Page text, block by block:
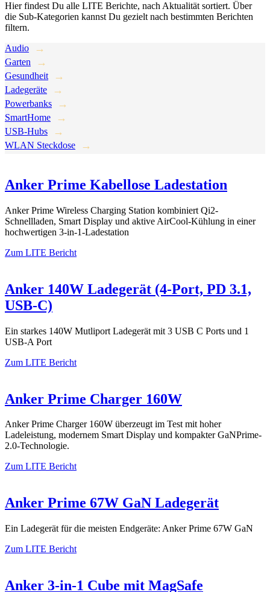
Hier findest Du alle LITE Berichte, nach Aktualität sortiert. Über
die Sub-Kategorien kannst Du gezielt nach bestimmten Berichten
filtern.
Audio
Garten
Gesundheit
Ladegeräte
Powerbanks
SmartHome
USB-Hubs
WLAN Steckdose
Anker Prime Kabellose Ladestation
Anker Prime Wireless Charging Station kombiniert Qi2-
Schnellladen, Smart Display und aktive AirCool-Kühlung in einer
hochwertigen 3-in-1-Ladestation
Zum LITE Bericht
Anker 140W Ladegerät (4-Port, PD 3.1,
USB-C)
Ein starkes 140W Mutliport Ladegerät mit 3 USB C Ports und 1
USB-A Port
Zum LITE Bericht
Anker Prime Charger 160W
Anker Prime Charger 160W überzeugt im Test mit hoher
Ladeleistung, modernem Smart Display und kompakter GaNPrime-
2.0-Technologie.
Zum LITE Bericht
Anker Prime 67W GaN Ladegerät
Ein Ladegerät für die meisten Endgeräte: Anker Prime 67W GaN
Zum LITE Bericht
Anker 3-in-1 Cube mit MagSafe